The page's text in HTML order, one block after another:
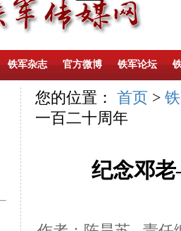
铁军杂志 官方微博 铁军论坛
您的位置： 首页 >
一百二十周年
纪念邓